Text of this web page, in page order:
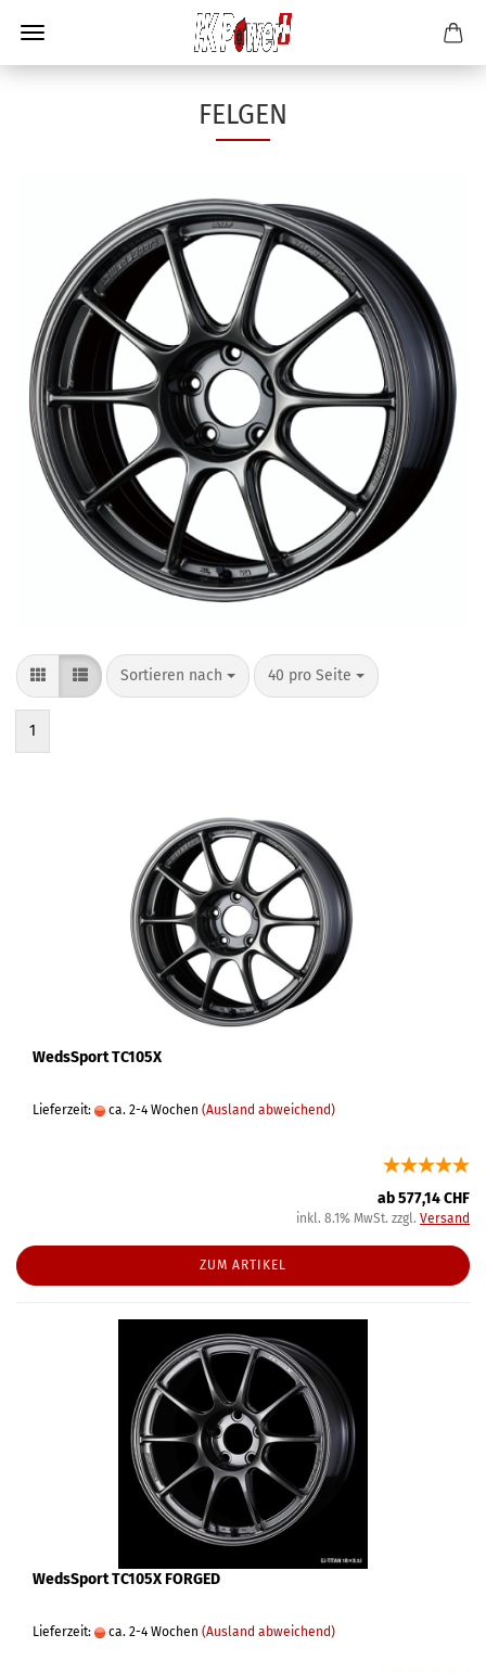
FELGEN
Sortieren nach 40 pro Seite
1
WedsSport TC105X
Lieferzeit: ca. 2-4 Wochen (Ausland abweichend)
ab 577,14 CHF
inkl. 8.1% MwSt. zzgl. Versand
ZUM ARTIKEL
WedsSport TC105X FORGED
Lieferzeit: ca. 2-4 Wochen (Ausland abweichend)